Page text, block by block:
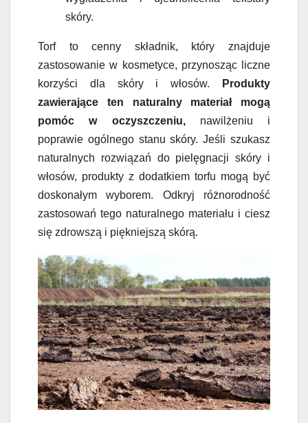
skóry.
Torf to cenny składnik, który znajduje
zastosowanie w kosmetyce, przynosząc liczne
korzyści dla skóry i włosów. Produkty
zawierające ten naturalny materiał mogą
pomóc w oczyszczeniu,nawilżeniu i
poprawie ogólnego stanu skóry. Jeśli szukasz
naturalnych rozwiązań do pielęgnacji skóry i
włosów, produkty z dodatkiem torfu mogą być
doskonałym wyborem. Odkryj różnorodność
zastosowań tego naturalnego materiału i ciesz
się zdrowszą i piękniejszą skórą.